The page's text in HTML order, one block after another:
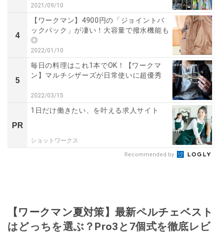
2021/09/10
4
【ワークマン】4900円の「ジョイントバ
ックパック」が凄い！大容量で撥水機能も
◎
2022/01/10
5
毎日の料理はこれ1本でOK！【ワークマ
ン】マルチシザーズが日常使いに超優秀
2022/03/15
PR
1日だけ働きたい、を叶える求人サイト
ショットワークス
Recommended by
【ワークマン夏対策】最新ペルチェベスト
はどっちを選ぶ？Pro3と7個式を徹底レビ